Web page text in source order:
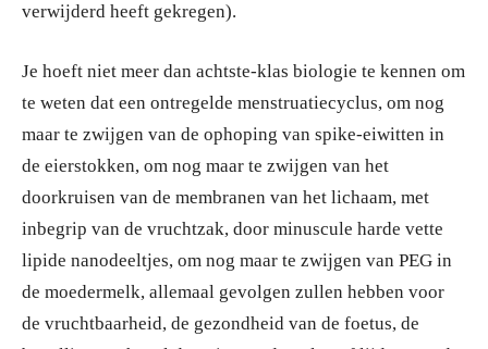
verwijderd heeft gekregen).
Je hoeft niet meer dan achtste-klas biologie te kennen om
te weten dat een ontregelde menstruatiecyclus, om nog
maar te zwijgen van de ophoping van spike-eiwitten in
de eierstokken, om nog maar te zwijgen van het
doorkruisen van de membranen van het lichaam, met
inbegrip van de vruchtzak, door minuscule harde vette
lipide nanodeeltjes, om nog maar te zwijgen van PEG in
de moedermelk, allemaal gevolgen zullen hebben voor
de vruchtbaarheid, de gezondheid van de foetus, de